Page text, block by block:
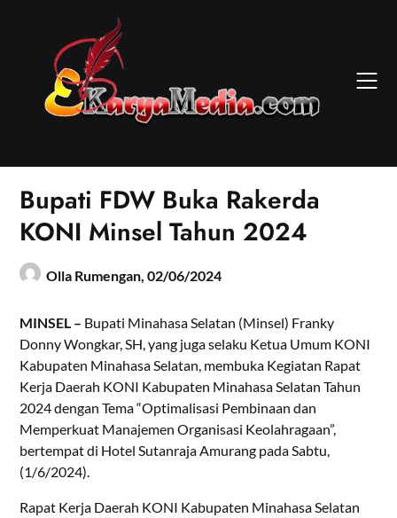
Bupati FDW Buka Rakerda
KONI Minsel Tahun 2024
Olla Rumengan,02/06/2024
MINSEL – Bupati Minahasa Selatan (Minsel) Franky
Donny Wongkar, SH, yang juga selaku Ketua Umum KONI
Kabupaten Minahasa Selatan, membuka Kegiatan Rapat
Kerja Daerah KONI Kabupaten Minahasa Selatan Tahun
2024 dengan Tema “Optimalisasi Pembinaan dan
Memperkuat Manajemen Organisasi Keolahragaan”,
bertempat di Hotel Sutanraja Amurang pada Sabtu,
(1/6/2024).
Rapat Kerja Daerah KONI Kabupaten Minahasa Selatan